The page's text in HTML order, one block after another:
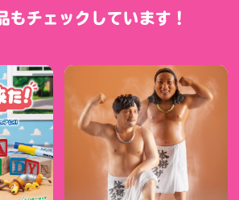
もチェックしています！